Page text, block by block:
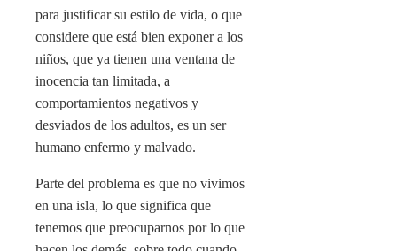
para justificar su estilo de vida, o que
considere que está bien exponer a los
niños, que ya tienen una ventana de
inocencia tan limitada, a
comportamientos negativos y
desviados de los adultos, es un ser
humano enfermo y malvado.
Parte del problema es que no vivimos
en una isla, lo que significa que
tenemos que preocuparnos por lo que